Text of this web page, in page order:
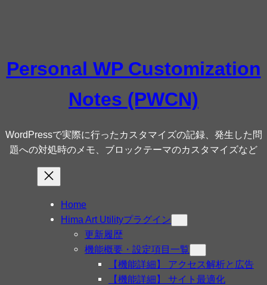
キ
Personal WP Customization
Notes (PWCN)
WordPressで実際に行ったカスタマイズの記録、発生した問
題への対処時のメモ、ブロックテーマのカスタマイズなど
Home
Hima Art Utilityプラグイン
更新履歴
機能概要・設定項目一覧
【機能詳細】 アクセス解析と広告
【機能詳細】 サイト最適化